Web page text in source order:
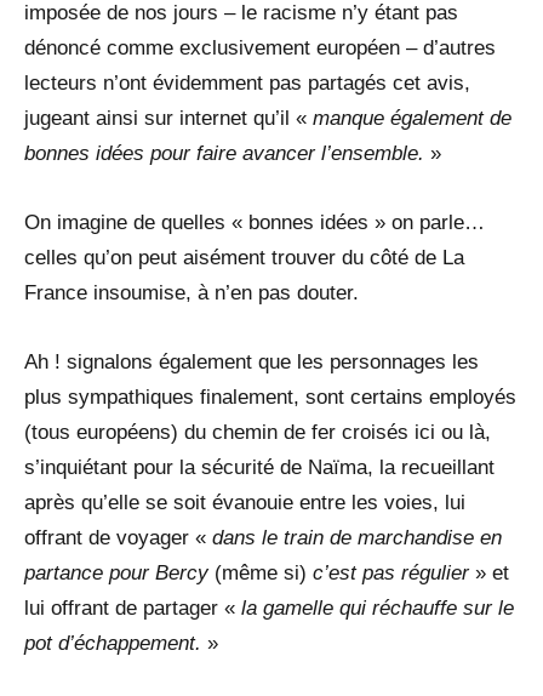
imposée de nos jours – le racisme n’y étant pas
dénoncé comme exclusivement européen – d’autres
lecteurs n’ont évidemment pas partagés cet avis,
jugeant ainsi sur internet qu’il « manque également de
bonnes idées pour faire avancer l’ensemble. »
On imagine de quelles « bonnes idées » on parle…
celles qu’on peut aisément trouver du côté de La
France insoumise, à n’en pas douter.
Ah ! signalons également que les personnages les
plus sympathiques finalement, sont certains employés
(tous européens) du chemin de fer croisés ici ou là,
s’inquiétant pour la sécurité de Naïma, la recueillant
après qu’elle se soit évanouie entre les voies, lui
offrant de voyager « dans le train de marchandise en
partance pour Bercy (même si) c’est pas régulier» et
lui offrant de partager « la gamelle qui réchauffe sur le
pot d’échappement. »